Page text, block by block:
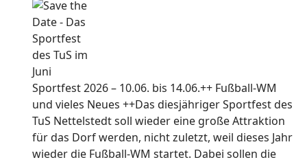
Sportfest 2026 – 10.06. bis 14.06.++ Fußball-WM
und vieles Neues ++Das diesjähriger Sportfest des
TuS Nettelstedt soll wieder eine große Attraktion
für das Dorf werden, nicht zuletzt, weil dieses Jahr
wieder die Fußball-WM startet. Dabei sollen die